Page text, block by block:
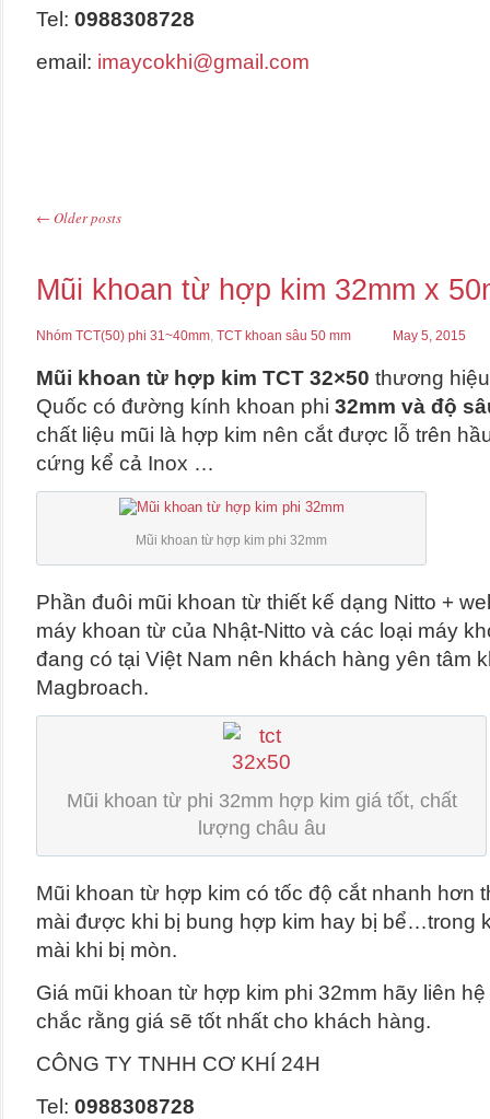
Tel: 0988308728
email: imaycokhi@gmail.com
← Older posts
Mũi khoan từ hợp kim 32mm x
Nhóm TCT(50) phi 31~40mm, TCT khoan sâu 50 mm May 5, 2015
Mũi khoan từ hợp kim TCT 32×50 thương
Quốc có đường kính khoan phi 32mm và độ
chất liệu mũi là hợp kim nên cắt được lỗ trên
cứng kể cả Inox …
Mũi khoan từ hợp kim phi 32mm
Phần đuôi mũi khoan từ thiết kế dạng Nitto +
máy khoan từ của Nhật-Nitto và các loại máy
đang có tại Việt Nam nên khách hàng yên tâm
Magbroach.
Mũi khoan từ phi 32mm hợp kim giá tốt, chất
lượng châu âu
Mũi khoan từ hợp kim có tốc độ cắt nhanh hơn
mài được khi bị bung hợp kim hay bị bể…trong
mài khi bị mòn.
Giá mũi khoan từ hợp kim phi 32mm hãy liên
chắc rằng giá sẽ tốt nhất cho khách hàng.
CÔNG TY TNHH CƠ KHÍ 24H
Tel: 0988308728